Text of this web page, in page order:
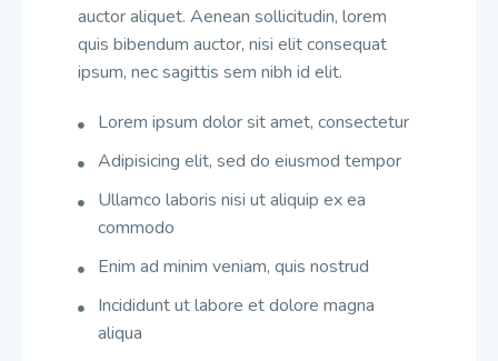
auctor aliquet. Aenean sollicitudin, lorem
quis bibendum auctor, nisi elit consequat
ipsum, nec sagittis sem nibh id elit.
Lorem ipsum dolor sit amet, consectetur
Adipisicing elit, sed do eiusmod tempor
Ullamco laboris nisi ut aliquip ex ea
commodo
Enim ad minim veniam, quis nostrud
Incididunt ut labore et dolore magna
aliqua